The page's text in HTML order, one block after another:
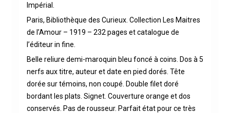
Impérial.
Paris, Bibliothèque des Curieux. Collection Les Maitres
de l’Amour – 1919 – 232 pages et catalogue de
l’éditeur in fine.
Belle reliure demi-maroquin bleu foncé à coins. Dos à 5
nerfs aux titre, auteur et date en pied dorés. Tête
dorée sur témoins, non coupé. Double filet doré
bordant les plats. Signet. Couverture orange et dos
conservés. Pas de rousseur. Parfait état pour ce très